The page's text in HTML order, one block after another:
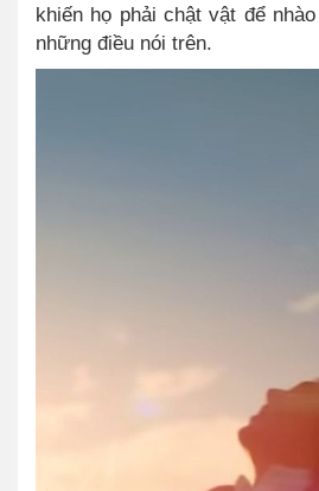
khiến họ phải chật vật để
những điều nói trên.